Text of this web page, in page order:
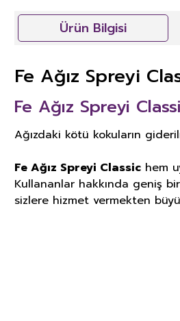
Ürün Bilgisi
Fe Ağız Spreyi
Fe Ağız Spreyi
Ağızdaki kötü kokuların
Fe Ağız Spreyi Classic hem
Kullananlar hakkında geniş
sizlere hizmet vermekten